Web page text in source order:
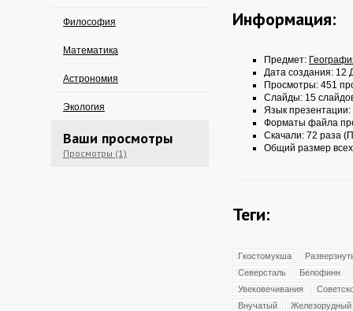
Философия
Математика
Астрономия
Экология
Ваши просмотры
Просмотры (1)
Информация:
Предмет:
Дата создания: 12
Просмотры: 451
Слайды: 15
Язык презентации:
Форматы файла
Скачали: 72 раза
Общий размер
Теги:
Гкостомукша
Северсталь
Белофинн
Увековечивания
Внучатый
Железорудный